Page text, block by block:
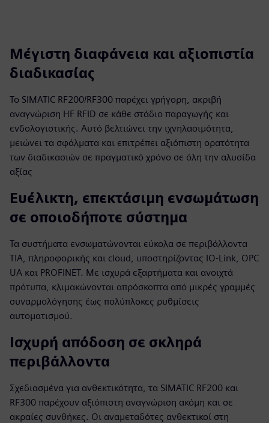
Μέγιστη διαφάνεια και αξιοπιστία
διαδικασίας
Το SIMATIC RF200/RF300 παρέχει γρήγορη, ακριβή
αναγνώριση HF RFID σε κάθε στάδιο παραγωγής και
ενδολογιστικής. Αυτό βελτιώνει την ιχνηλασιμότητα,
μειώνει τα σφάλματα και επιτρέπει αξιόπιστη ορατότητα
των διαδικασιών σε πραγματικό χρόνο σε όλη την αλυσίδα
αξίας
Ευέλικτη, επεκτάσιμη ενσωμάτωση
σε οποιοδήποτε σύστημα
Τα συστήματα ενσωματώνονται εύκολα σε περιβάλλοντα
TIA, πληροφορικής και cloud, υποστηρίζοντας IO‑Link, OPC
UA και PROFINET. Με ισχυρά εξαρτήματα και ανοιχτά
πρότυπα, κλιμακώνονται απρόσκοπτα από μικρές γραμμές
συναρμολόγησης έως πολύπλοκες ρυθμίσεις
αυτοματισμού.
Ισχυρή απόδοση σε σκληρά
περιβάλλοντα
Σχεδιασμένα για ανθεκτικότητα, τα SIMATIC RF200 και
RF300 παρέχουν αξιόπιστη αναγνώριση ακόμη και σε
ακραίες συνθήκες. Οι αναμεταδότες ανθεκτικοί στη